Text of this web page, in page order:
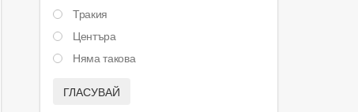
Тракия
Центъра
Няма такова
ГЛАСУВАЙ